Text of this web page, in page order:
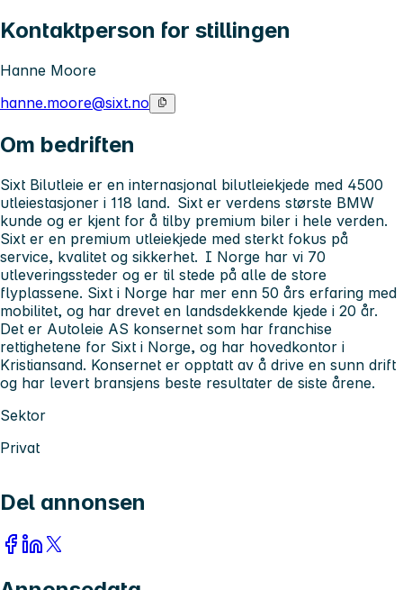
Kontaktperson for stillingen
Hanne Moore
hanne.moore@sixt.no
Om bedriften
Sixt Bilutleie er en internasjonal bilutleiekjede med 4500
utleiestasjoner i 118 land. Sixt er verdens største BMW
kunde og er kjent for å tilby premium biler i hele verden.
Sixt er en premium utleiekjede med sterkt fokus på
service, kvalitet og sikkerhet. I Norge har vi 70
utleveringssteder og er til stede på alle de store
flyplassene. Sixt i Norge har mer enn 50 års erfaring med
mobilitet, og har drevet en landsdekkende kjede i 20 år.
Det er Autoleie AS konsernet som har franchise
rettighetene for Sixt i Norge, og har hovedkontor i
Kristiansand. Konsernet er opptatt av å drive en sunn drift
og har levert bransjens beste resultater de siste årene.
Sektor
Privat
Del annonsen